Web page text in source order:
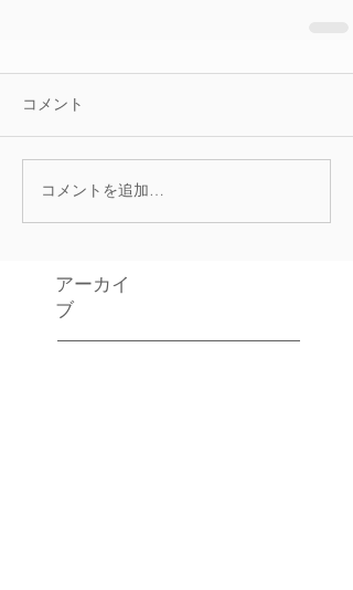
コメント
コメントを追加…
アーカイ
ブ